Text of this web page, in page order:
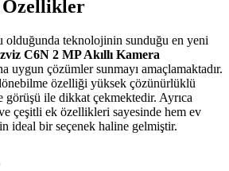
Özellikler
olduğunda teknolojinin sunduğu en yeni
C6N 2 MP Akıllı Kamera
uygun çözümler sunmayı amaçlamaktadır.
özelliği yüksek çözünürlüklü
görüşü ile dikkat çekmektedir. Ayrıca
çeşitli ek özellikleri sayesinde hem ev
ideal bir seçenek haline gelmiştir.